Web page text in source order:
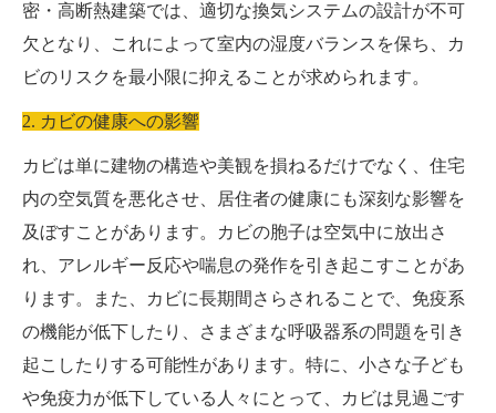
密・高断熱建築では、適切な換気システムの設計が不可
欠となり、これによって室内の湿度バランスを保ち、カ
ビのリスクを最小限に抑えることが求められます。
2. カビの健康への影響
カビは単に建物の構造や美観を損ねるだけでなく、住宅
内の空気質を悪化させ、居住者の健康にも深刻な影響を
及ぼすことがあります。カビの胞子は空気中に放出さ
れ、アレルギー反応や喘息の発作を引き起こすことがあ
ります。また、カビに長期間さらされることで、免疫系
の機能が低下したり、さまざまな呼吸器系の問題を引き
起こしたりする可能性があります。特に、小さな子ども
や免疫力が低下している人々にとって、カビは見過ごす